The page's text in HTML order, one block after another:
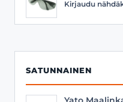
Kirjaudu
SATUNNAINEN
Yato